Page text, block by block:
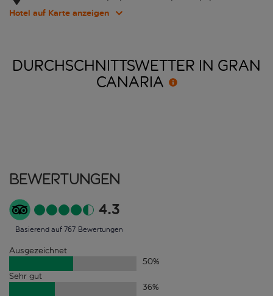
Hotel auf Karte anzeigen
DURCHSCHNITTSWETTER IN GRAN
CANARIA
Bewertungen
4.3
Basierend auf 767 Bewertungen
Ausgezeichnet
50%
Sehr gut
36%